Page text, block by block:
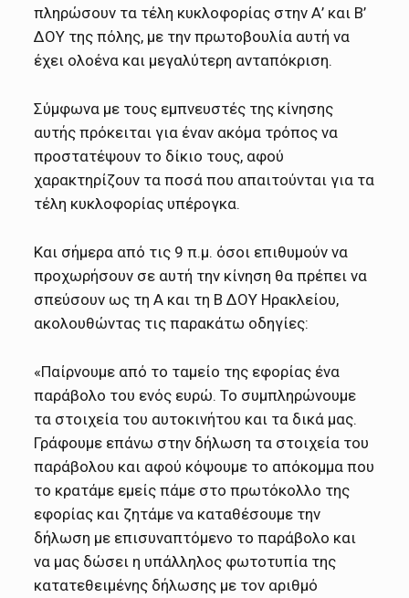
πληρώσουν τα τέλη κυκλοφορίας στην Α’ και Β’
ΔΟΥ της πόλης, με την πρωτοβουλία αυτή να
έχει ολοένα και μεγαλύτερη ανταπόκριση.
Σύμφωνα με τους εμπνευστές της κίνησης
αυτής πρόκειται για έναν ακόμα τρόπος να
προστατέψουν το δίκιο τους, αφού
χαρακτηρίζουν τα ποσά που απαιτούνται για τα
τέλη κυκλοφορίας υπέρογκα.
Και σήμερα από τις 9 π.μ. όσοι επιθυμούν να
προχωρήσουν σε αυτή την κίνηση θα πρέπει να
σπεύσουν ως τη Α και τη Β ΔΟΥ Ηρακλείου,
ακολουθώντας τις παρακάτω οδηγίες:
«Παίρνουμε από το ταμείο της εφορίας ένα
παράβολο του ενός ευρώ. Το συμπληρώνουμε
τα στοιχεία του αυτοκινήτου και τα δικά μας.
Γράφουμε επάνω στην δήλωση τα στοιχεία του
παράβολου και αφού κόψουμε το απόκομμα που
το κρατάμε εμείς πάμε στο πρωτόκολλο της
εφορίας και ζητάμε να καταθέσουμε την
δήλωση με επισυναπτόμενο το παράβολο και
να μας δώσει η υπάλληλος φωτοτυπία της
κατατεθειμένης δήλωσης με τον αριθμό